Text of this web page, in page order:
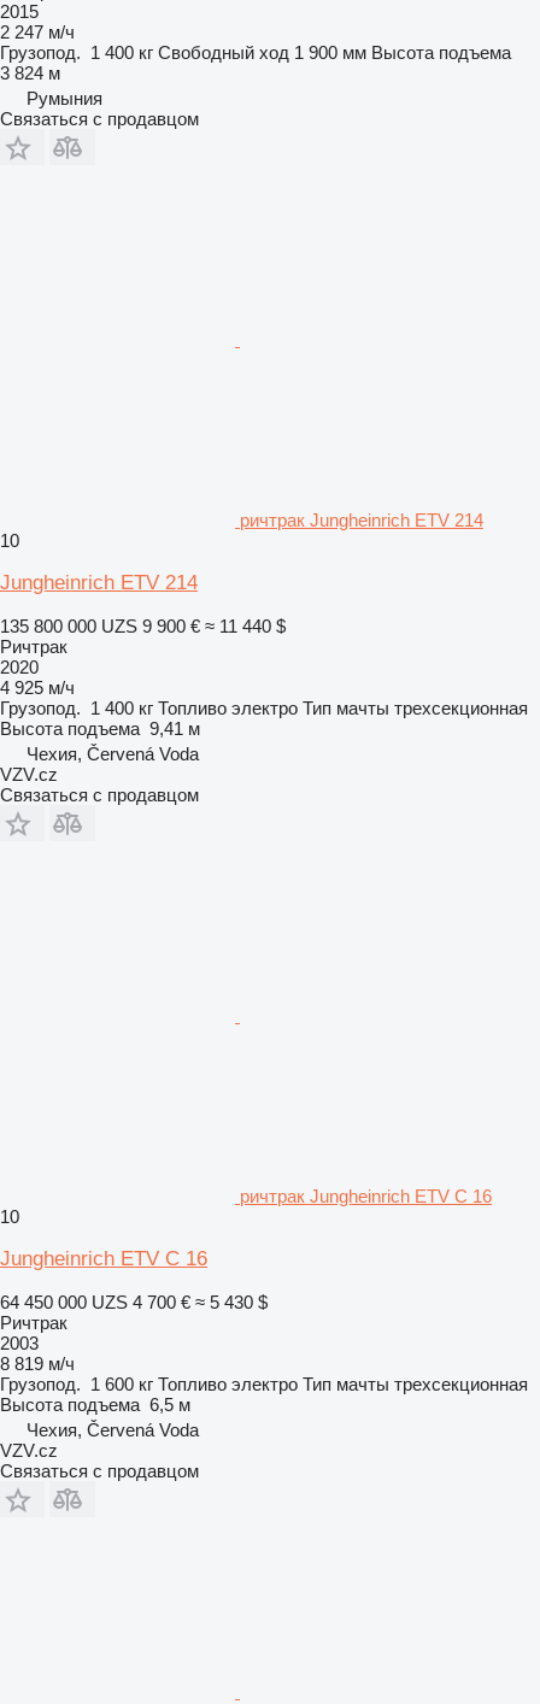
2015
2 247 м/ч
Грузопод. 1 400 кг Свободный ход 1 900 мм Высота подъема
3 824 м
Румыния
Связаться с продавцом
ричтрак Jungheinrich ETV 214
10
Jungheinrich ETV 214
135 800 000 UZS 9 900 € ≈ 11 440 $
Ричтрак
2020
4 925 м/ч
Грузопод. 1 400 кг Топливо электро Тип мачты трехсекционная
Высота подъема 9,41 м
Чехия, Červená Voda
VZV.cz
Связаться с продавцом
ричтрак Jungheinrich ETV C 16
10
Jungheinrich ETV C 16
64 450 000 UZS 4 700 € ≈ 5 430 $
Ричтрак
2003
8 819 м/ч
Грузопод. 1 600 кг Топливо электро Тип мачты трехсекционная
Высота подъема 6,5 м
Чехия, Červená Voda
VZV.cz
Связаться с продавцом